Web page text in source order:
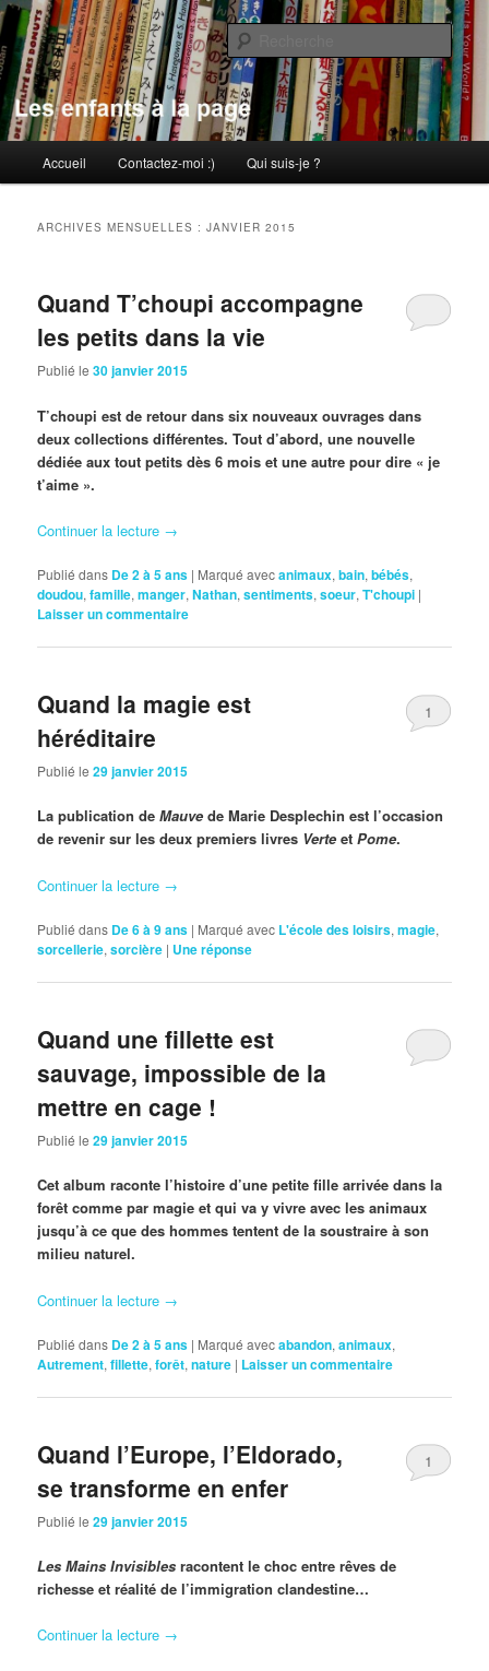
Aller
au
contenu
principal
Aller
au
contenu
secondaireLes enfants à la page
principal
Accueil Contactez-moi :) Qui suis-je ?
ARCHIVES MENSUELLES :JANVIER 2015
Quand T’choupi accompagne
les petits dans la vie
Publié le30 janvier 2015
T’choupi est de retour dans six nouveaux ouvrages dans
deux collections différentes. Tout d’abord, une nouvelle
dédiée aux tout petits dès 6 mois et une autre pour dire « je
t’aime ».
Continuer la lecture →
Publié dans De 2 à 5 ans | Marqué avecanimaux,bain,bébés,
doudou,famille,manger,Nathan,sentiments,soeur,T'choupi |
Laisser un commentaire
Quand la magie est
héréditaire
Publié le29 janvier 2015
1
La publication deMauve de Marie Desplechin est l’occasion
de revenir sur les deux premiers livres Verte etPome.
Continuer la lecture →
Publié dans De 6 à 9 ans | Marqué avec L'école des loisirs,magie,
sorcellerie,sorcière | Uneréponse
Quand une fillette est
sauvage, impossible de la
mettre en cage !
Publié le29 janvier 2015
Cet album raconte l’histoire d’une petite fille arrivée dans la
forêt comme par magie et qui va y vivre avec les animaux
jusqu’à ce que des hommes tentent de la soustraire à son
milieu naturel.
Continuer la lecture →
Publié dans De 2 à 5 ans | Marqué avecabandon,animaux,
Autrement,fillette,forêt,nature | Laisser un commentaire
Quand l’Europe, l’Eldorado,
se transforme en enfer
Publié le29 janvier 2015
1
Les Mains Invisibles racontent le choc entre rêves de
richesse et réalité de l’immigration clandestine…
Continuer la lecture →